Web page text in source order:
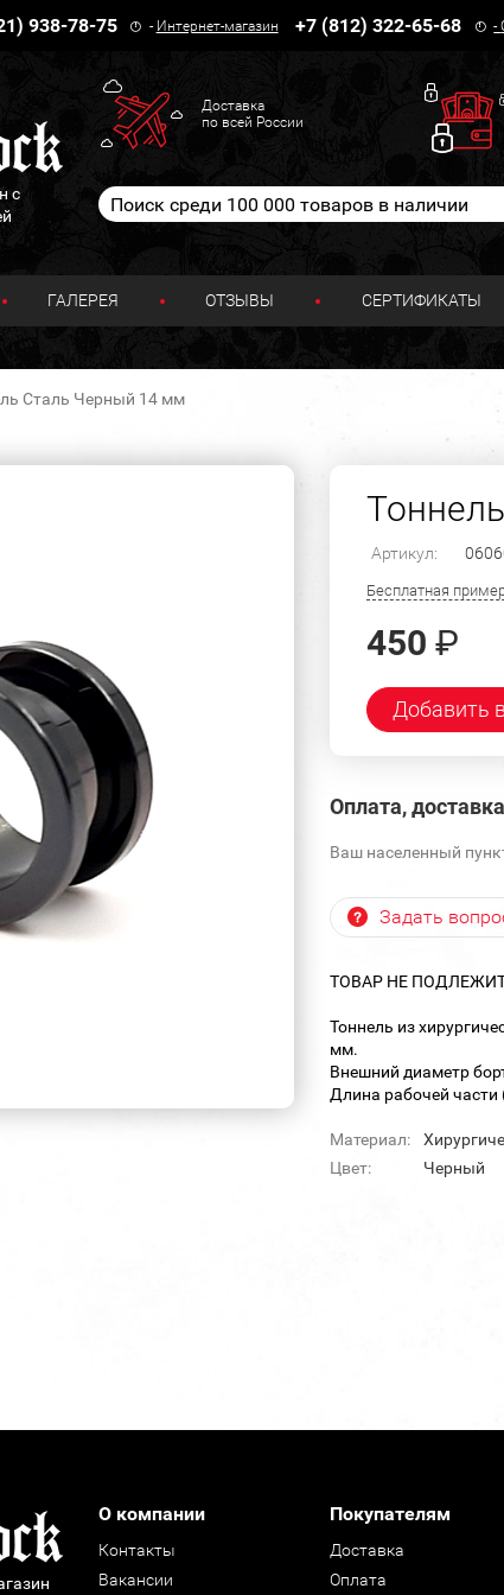
938-78-75 - Интернет-магазин +7 (812) 322-65-68 -
с
Доставка
по всей России
ГАЛЕРЕЯ ОТЗЫВЫ СЕРТИФИКАТЫ
Сталь Черный 14 мм
Артикул:
Бесплатная
450 ₽
Добавить
Оплата, доставка
Ваш населенный
Задать
ТОВАР НЕ
Тоннель из
мм.
Внешний диаметр
Длина рабочей
Материал:
Цвет:
Черный
О компании
Контакты
Вакансии
Покупателям
Доставка
Оплата